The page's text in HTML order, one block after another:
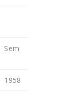
Sem
1958